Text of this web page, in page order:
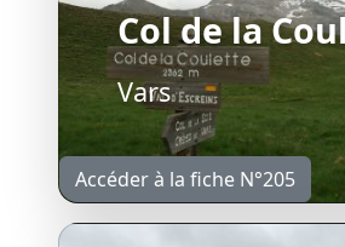
Col de la
Vars
Accéder à la fiche N°205